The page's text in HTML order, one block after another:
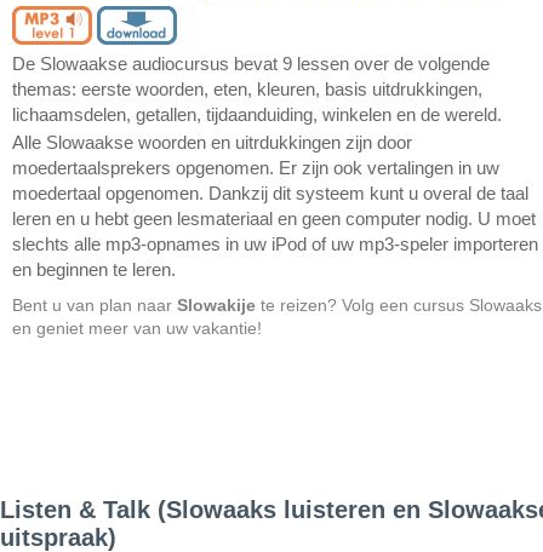
De Slowaakse audiocursus bevat 9 lessen over de volgende
themas: eerste woorden, eten, kleuren, basis uitdrukkingen,
lichaamsdelen, getallen, tijdaanduiding, winkelen en de wereld.
Alle Slowaakse woorden en uitrdukkingen zijn door
moedertaalsprekers opgenomen. Er zijn ook vertalingen in uw
moedertaal opgenomen. Dankzij dit systeem kunt u overal de taal
leren en u hebt geen lesmateriaal en geen computer nodig. U moet
slechts alle mp3-opnames in uw iPod of uw mp3-speler importeren
en beginnen te leren.
Bent u van plan naar Slowakije te reizen? Volg een cursus Slowaaks
en geniet meer van uw vakantie!
Listen & Talk (Slowaaks luisteren en
uitspraak)